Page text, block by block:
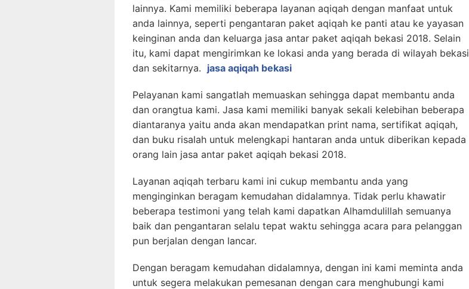
lainnya. Kami memiliki beberapa layanan aqiqah dengan manfaat untuk
anda lainnya, seperti pengantaran paket aqiqah ke panti atau ke yayasan
keinginan anda dan keluarga jasa antar paket aqiqah bekasi 2018. Selain
itu, kami dapat mengirimkan ke lokasi anda yang berada di wilayah bekasi
dan sekitarnya. jasa aqiqah bekasi
Pelayanan kami sangatlah memuaskan sehingga dapat membantu anda
dan orangtua kami. Jasa kami memiliki banyak sekali kelebihan beberapa
diantaranya yaitu anda akan mendapatkan print nama, sertifikat aqiqah,
dan buku risalah untuk melengkapi hantaran anda untuk diberikan kepada
orang lain jasa antar paket aqiqah bekasi 2018.
Layanan aqiqah terbaru kami ini cukup membantu anda yang
menginginkan beragam kemudahan didalamnya. Tidak perlu khawatir
beberapa testimoni yang telah kami dapatkan Alhamdulillah semuanya
baik dan pengantaran selalu tepat waktu sehingga acara para pelanggan
pun berjalan dengan lancar.
Dengan beragam kemudahan didalamnya, dengan ini kami meminta anda
untuk segera melakukan pemesanan dengan cara menghubungi kami